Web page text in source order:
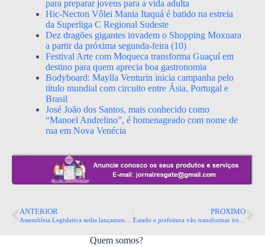
para preparar jovens para a vida adulta
Hic-Necton Vôlei Mania Itaquá é batido na estreia
da Superliga C Regional Sudeste
Dez dragões gigantes invadem o Shopping Moxuara
a partir da próxima segunda-feira (10)
Festival Arte com Moqueca transforma Guaçuí em
destino para quem aprecia boa gastronomia
Bodyboard: Maylla Venturin inicia campanha pelo
título mundial com circuito entre Ásia, Portugal e
Brasil
José João dos Santos, mais conhecido como
“Manoel Andrelino”, é homenageado com nome de
rua em Nova Venécia
ANTERIOR PRÓXIMO
​Estado e prefeitura vão transformar trecho do Canal da Costa em parque linear
Quem somos?